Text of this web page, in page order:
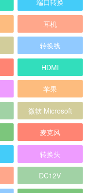
端口转换
耳机
转换线
HDMI
苹果
微软 Microsoft
麦克风
转换头
DC12V